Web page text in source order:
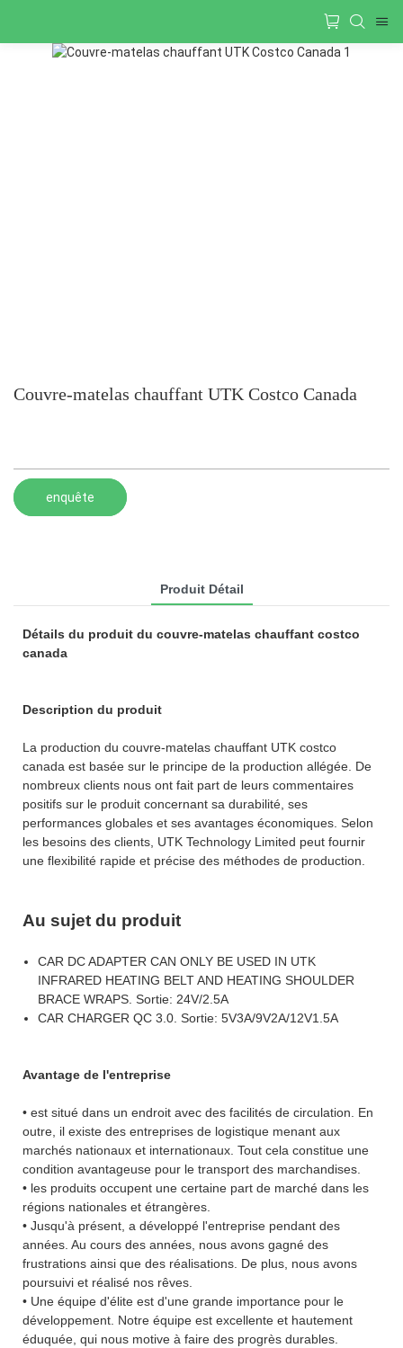
Couvre-matelas chauffant UTK Costco Canada
enquête
Produit Détail
Détails du produit du couvre-matelas chauffant costco
canada
Description du produit
La production du couvre-matelas chauffant UTK costco
canada est basée sur le principe de la production allégée. De
nombreux clients nous ont fait part de leurs commentaires
positifs sur le produit concernant sa durabilité, ses
performances globales et ses avantages économiques. Selon
les besoins des clients, UTK Technology Limited peut fournir
une flexibilité rapide et précise des méthodes de production.
Au sujet du produit
CAR DC ADAPTER CAN ONLY BE USED IN UTK
INFRARED HEATING BELT AND HEATING SHOULDER
BRACE WRAPS. Sortie: 24V/2.5A
CAR CHARGER QC 3.0. Sortie: 5V3A/9V2A/12V1.5A
Avantage de l'entreprise
• est situé dans un endroit avec des facilités de circulation. En
outre, il existe des entreprises de logistique menant aux
marchés nationaux et internationaux. Tout cela constitue une
condition avantageuse pour le transport des marchandises.
• les produits occupent une certaine part de marché dans les
régions nationales et étrangères.
• Jusqu'à présent, a développé l'entreprise pendant des
années. Au cours des années, nous avons gagné des
frustrations ainsi que des réalisations. De plus, nous avons
poursuivi et réalisé nos rêves.
• Une équipe d'élite est d'une grande importance pour le
développement. Notre équipe est excellente et hautement
éduquée, qui nous motive à faire des progrès durables.